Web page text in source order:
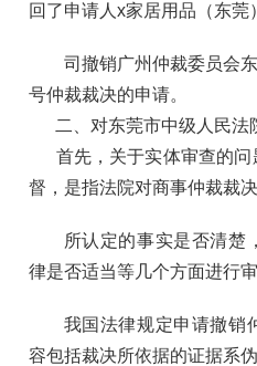
回了申请人x家居用品（东莞
司撤销广州仲裁委员会
号仲裁裁决的申请。
二、对东莞市中级人民法
首先，关于实体审查的问
督，是指法院对商事仲裁裁决
所认定的事实是否清楚
律是否适当等几个方面进行
我国法律规定申请撤销
容包括裁决所依据的证据系